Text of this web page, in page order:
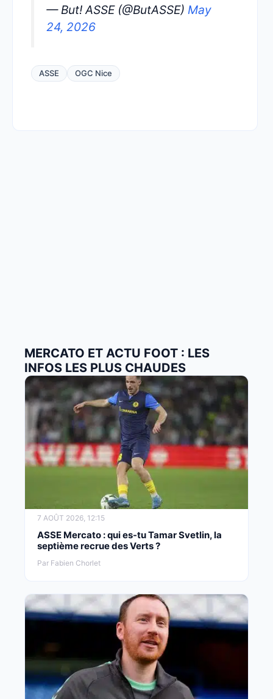
— But! ASSE (@ButASSE) May
24, 2026
ASSE OGC Nice
MERCATO ET ACTU FOOT : LES
INFOS LES PLUS CHAUDES
7 AOÛT 2026, 12:15
ASSE Mercato : qui es-tu Tamar Svetlin, la
septième recrue des Verts ?
Par Fabien Chorlet